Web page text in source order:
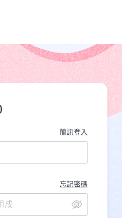
簡訊登入
忘記密碼